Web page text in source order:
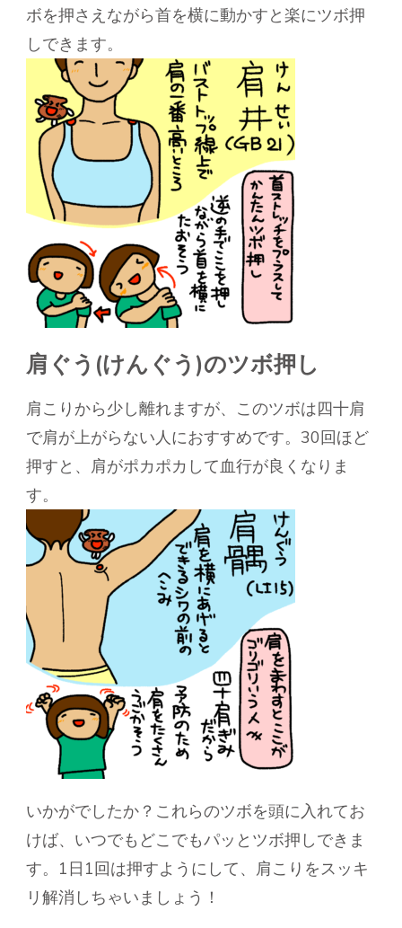
ボを押さえながら首を横に動かすと楽にツボ押
しできます。
肩ぐう(けんぐう)のツボ押し
肩こりから少し離れますが、このツボは四十肩
で肩が上がらない人におすすめです。 30回ほど
押すと、肩がポカポカして血行が良くなりま
す。
いかがでしたか？これらのツボを頭に入れてお
けば、いつでもどこでもパッとツボ押しできま
す。1日1回は押すようにして、肩こりをスッキ
リ解消しちゃいましょう！